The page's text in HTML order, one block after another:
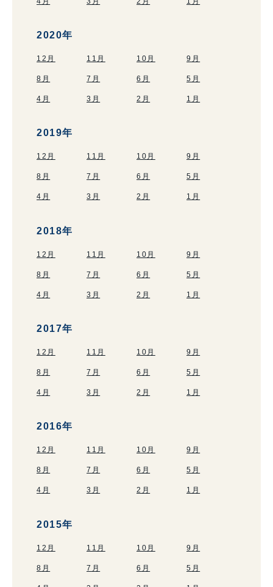
2020年
12月 11月 10月 9月
8月 7月 6月 5月
4月 3月 2月 1月
2019年
12月 11月 10月 9月
8月 7月 6月 5月
4月 3月 2月 1月
2018年
12月 11月 10月 9月
8月 7月 6月 5月
4月 3月 2月 1月
2017年
12月 11月 10月 9月
8月 7月 6月 5月
4月 3月 2月 1月
2016年
12月 11月 10月 9月
8月 7月 6月 5月
4月 3月 2月 1月
2015年
12月 11月 10月 9月
8月 7月 6月 5月